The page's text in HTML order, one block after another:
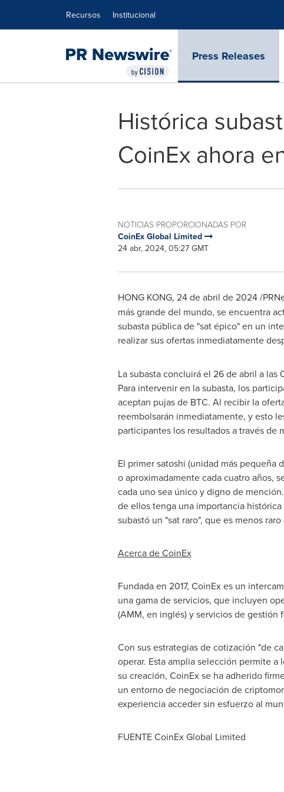
Recursos Institucional
Press Releases
Histórica
CoinEx ahora
NOTICIAS PROPORCIONADAS POR
CoinEx Global Limited
24 abr, 2024, 05:27 GMT
HONG KONG, 24 de abril de 2024/
más grande del mundo, se encuentra
subasta pública de "sat épico" en un
realizar sus ofertas inmediatamente
La subasta concluirá el 26 de abril a
Para intervenir en la subasta, los
aceptan pujas de BTC. Al recibir la
reembolsarán inmediatamente, y esto
participantes los resultados a través de
El primer satoshi (unidad más
o aproximadamente cada cuatro años,
cada uno sea único y digno de
de ellos tenga una importancia
subastó un "sat raro", que es menos
Acerca de CoinEx
Fundada en 2017, CoinEx es un
una gama de servicios, que incluyen
(AMM, en inglés) y servicios de gestión
Con sus estrategias de cotización "de
operar. Esta amplia selección permite a
su creación, CoinEx se ha adherido
un entorno de negociación de
experiencia acceder sin esfuerzo al
FUENTE CoinEx Global Limited